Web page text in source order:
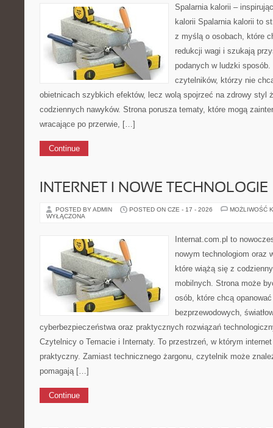
Spalarnia kalorii –
kalorii Spalarnia kalorii to
z myślą o osobach, które
redukcji wagi i szukają
podanych w ludzki sposób.
czytelników, którzy nie
obietnicach szybkich efektów, lecz wolą spojrzeć na zdrowy styl
codziennych nawyków. Strona porusza tematy, które mogą
wracające po przerwie, […]
Continue
INTERNET I NOWE TECHNOLOGIE
POSTED BY ADMIN POSTED ON CZE - 17 - 2026
MOŻLIWOŚĆ
WYŁĄCZONA
Internat.com.pl to
nowym technologiom oraz
które wiążą się z
mobilnych. Strona może
osób, które chcą
bezprzewodowych,
cyberbezpieczeństwa oraz praktycznych rozwiązań
Czytelnicy o Temacie i Internaty. To przestrzeń, w którym
praktyczny. Zamiast technicznego żargonu, czytelnik może
pomagają […]
Continue